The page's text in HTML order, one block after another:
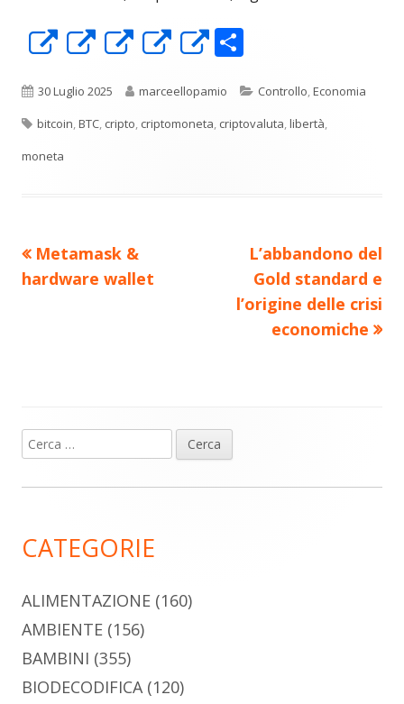
Apre
una
nuova
finestra
Apre
una
nuova
Apre
una
nuova
Apre
una
nuova
Apre
una
nuova
n
di
Pubblicato
30 Luglio 2025 Autore
marceellopamio Categorie
Controllo Economia
Tag
bitcoin BTC cripto criptomoneta criptovaluta libertà
moneta
Navigazione
Precedente
articolo:
Metamask &
hardware wallet
Nuovo
articolo:
L’abbandono del
Gold standard e
l’origine delle crisi
economiche
Barra
laterale
Ricerca
per:
CATEGORIE
ALIMENTAZIONE (160)
AMBIENTE (156)
BAMBINI (355)
BIODECODIFICA(120)